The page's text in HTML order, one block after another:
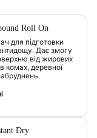
Roll On
для підготовки
Дає змогу
від жирових
комах, деревної
Dry